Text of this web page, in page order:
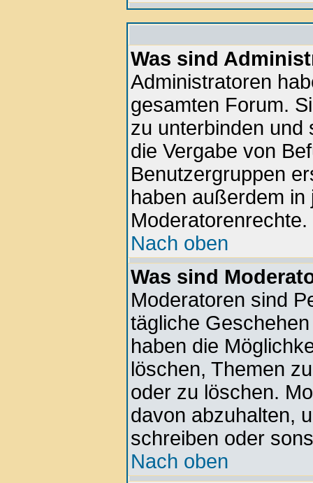
Was sind
Administratoren
gesamten Forum.
zu unterbinden und
die Vergabe von
Benutzergruppen
haben außerdem
Moderatorenrechte.
Nach oben
Was sind
Moderatoren sind
tägliche
haben die
löschen, Themen
oder zu löschen.
davon abzuhalten,
schreiben oder
Nach oben